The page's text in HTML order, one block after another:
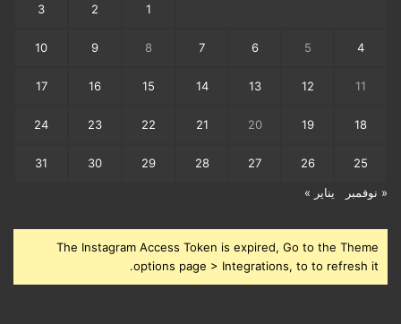
1
2
3
4
5
6
7
8
9
10
11
12
13
14
15
16
17
18
19
20
21
22
23
24
25
26
27
28
29
30
31
« نوفمبر يناير »
The Instagram Access Token is expired, Go to the Theme
options page > Integrations, to to refresh it.